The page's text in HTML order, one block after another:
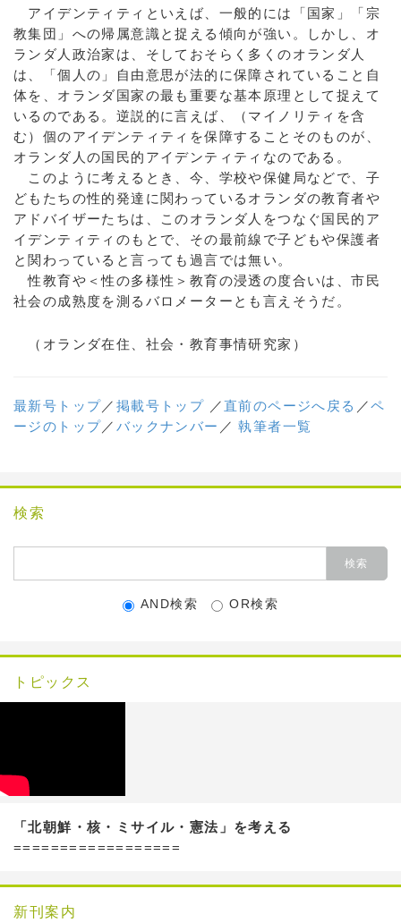
アイデンティティといえば、一般的には「国家」「宗
教集団」への帰属意識と捉える傾向が強い。しかし、オ
ランダ人政治家は、そしておそらく多くのオランダ人
は、「個人の」自由意思が法的に保障されていること自
体を、オランダ国家の最も重要な基本原理として捉えて
いるのである。逆説的に言えば、（マイノリティを含
む）個のアイデンティティを保障することそのものが、
オランダ人の国民的アイデンティティなのである。
このように考えるとき、今、学校や保健局などで、子
どもたちの性的発達に関わっているオランダの教育者や
アドバイザーたちは、このオランダ人をつなぐ国民的ア
イデンティティのもとで、その最前線で子どもや保護者
と関わっていると言っても過言では無い。
性教育や＜性の多様性＞教育の浸透の度合いは、市民
社会の成熟度を測るバロメーターとも言えそうだ。
（オランダ在住、社会・教育事情研究家）
最新号トップ／ 掲載号トップ ／直前のページへ戻る ／ペ
ージのトップ／ バックナンバー ／執筆者一覧
検索
AND検索 OR検索
トピックス
「北朝鮮・核・ミサイル・憲法」を考える
==================
新刊案内